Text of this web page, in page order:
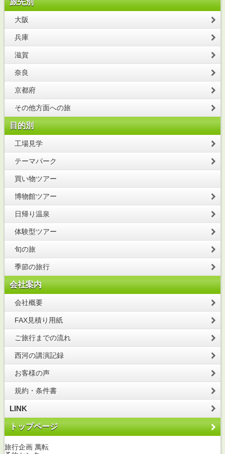
旅先別
大阪
兵庫
滋賀
奈良
京都府
その他方面への旅
目的別
工場見学
テーマパーク
買い物ツアー
博物館ツアー
日帰り温泉
体験型ツアー
旬の旅
季節の旅行
会社案内
会社概要
FAX見積り用紙
ご旅行までの流れ
西河の講演記録
お客様の声
規約・条件書
LINK
トップページ
旅行企画 萬転